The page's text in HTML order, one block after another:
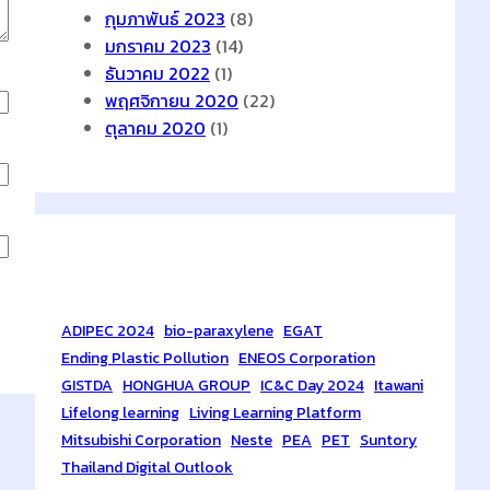
กุมภาพันธ์ 2023 (8)
มกราคม 2023 (14)
ธันวาคม 2022 (1)
พฤศจิกายน 2020 (22)
ตุลาคม 2020 (1)
ADIPEC 2024 bio-paraxylene EGAT
Ending Plastic Pollution ENEOS Corporation
GISTDA HONGHUA GROUP IC&C Day 2024 Itawani
Lifelong learning Living Learning Platform
Mitsubishi Corporation Neste PEA PET Suntory
Thailand Digital Outlook